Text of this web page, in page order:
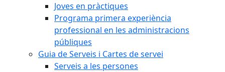
Joves en pràctiques
Programa primera experiència
professional en les administracions
públiques
Guia de Serveis i Cartes de servei
Serveis a les persones